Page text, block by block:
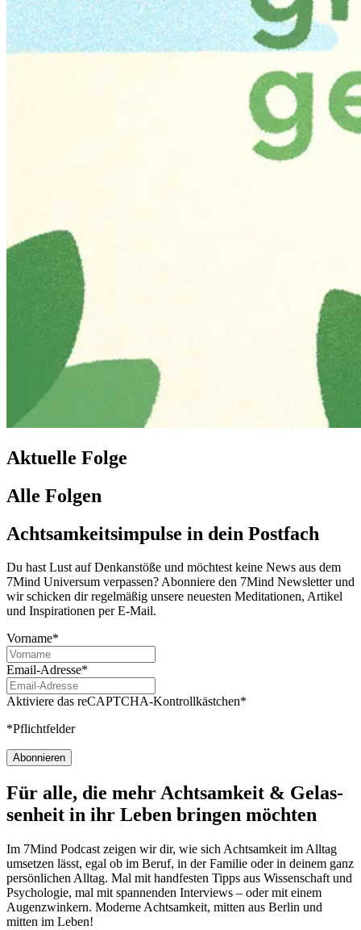
Aktuelle Folge
Alle Folgen
Achtsamkeitsimpulse in dein Postfach
Du hast Lust auf Denkanstöße und möchtest keine News aus dem
7Mind Universum verpassen? Abon­niere den 7Mind News­let­ter und
wir schicken dir regelmäßig unsere neuesten Meditationen, Artikel
und Inspirationen per E-Mail.
Vorname*
Email-Adresse*
Aktiviere das reCAPTCHA-Kontrollkästchen*
*Pflichtfelder
Abonnieren
Für alle, die mehr Acht­sam­keit & Gelas­
sen­heit in ihr Leben brin­gen möch­ten
Im 7Mind Pod­cast zeigen wir dir, wie sich Acht­sam­keit im Alltag
umset­zen lässt, egal ob im Beruf, in der Fami­lie oder in deinem ganz
per­sön­li­chen Alltag. Mal mit hand­fes­ten Tipps aus Wis­sen­schaft und
Psy­cho­lo­gie, mal mit spannenden Interviews – oder mit einem
Augen­zwin­kern. Moderne Acht­sam­keit, mitten aus Berlin und
mitten im Leben!